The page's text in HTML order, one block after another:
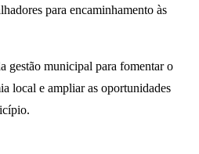
para encaminhamento às
gestão municipal para fomentar o
local e ampliar as oportunidades